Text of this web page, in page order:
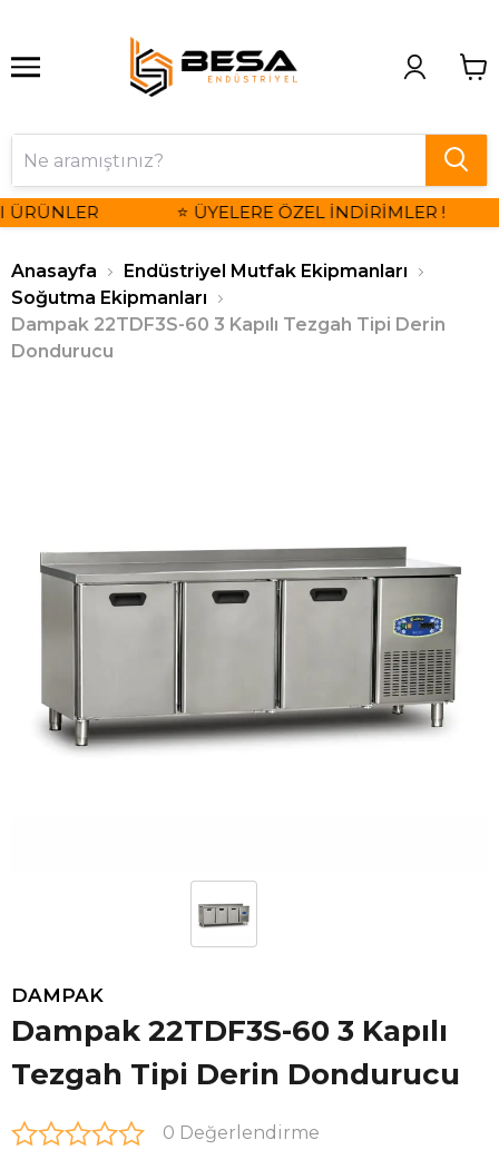
⭐ ÜYELERE ÖZEL İNDİRİMLER !
Anasayfa
Endüstriyel Mutfak Ekipmanları
Soğutma Ekipmanları
Dampak 22TDF3S-60 3 Kapılı Tezgah Tipi Derin
Dondurucu
DAMPAK
Dampak 22TDF3S-60 3 Kapılı
Tezgah Tipi Derin Dondurucu
0 Değerlendirme